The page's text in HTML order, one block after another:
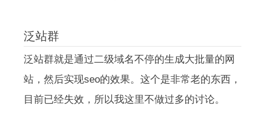
泛站群
泛站群就是通过二级域名不停的生成大批量的网
站，然后实现seo的效果。这个是非常老的东西，
目前已经失效，所以我这里不做过多的讨论。